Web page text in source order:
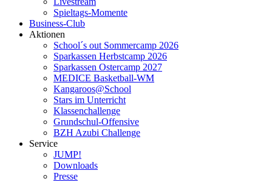
Spieltags-Momente
Business-Club
Aktionen
School´s out Sommercamp 2026
Sparkassen Herbstcamp 2026
Sparkassen Ostercamp 2027
MEDICE Basketball-WM
Kangaroos@School
Stars im Unterricht
Klassenchallenge
Grundschul-Offensive
BZH Azubi Challenge
Service
JUMP!
Downloads
Presse